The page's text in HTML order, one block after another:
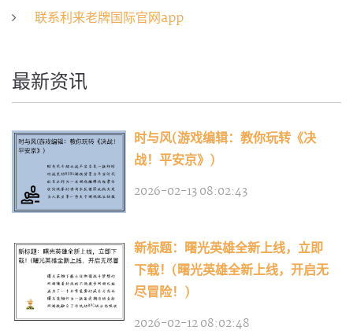
联系利来老牌国际官网app
最新资讯
时与风(游戏编辑：教你玩转《决
战！平安京》)
2026-02-13 08:02:43
新标题：曙光英雄全新上线，立即
下载！(曙光英雄全新上线，开启无
尽冒险！)
2026-02-12 08:02:48